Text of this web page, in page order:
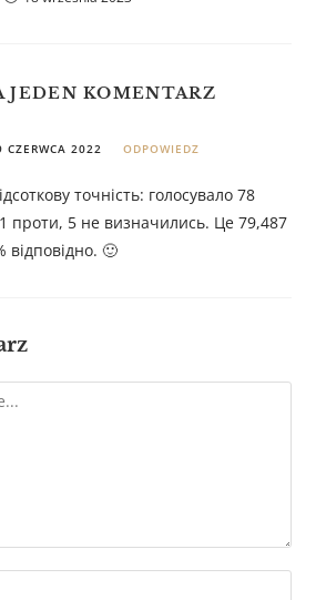
JEDEN KOMENTARZ
CZERWCA 2022 ODPOWIEDZ
точність: голосувало 78
проти, 5 не визначились. Це 79,487
відповідно. 🙂